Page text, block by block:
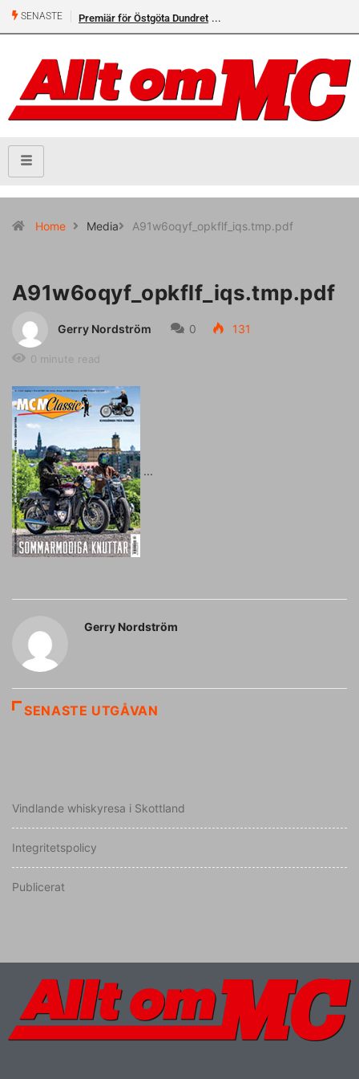
SENASTE Premiär för Östgöta Dundret
Home Media A91w6oqyf_opkflf_iqs.tmp.pdf
A91w6oqyf_opkflf_iqs.tmp.pdf
Gerry Nordström 0 131
0 minute read
Gerry Nordström
SENASTE UTGÅVAN
Vindlande whiskyresa i Skottland
Integritetspolicy
Publicerat